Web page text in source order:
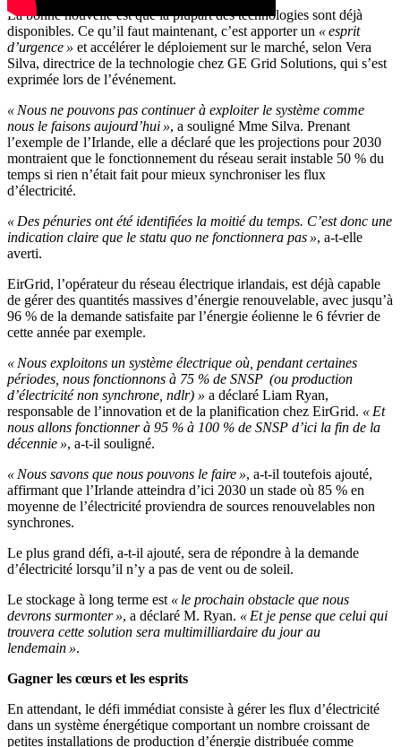
La bonne nouvelle est que la plupart des technologies sont déjà
disponibles. Ce qu’il faut maintenant, c’est apporter un « esprit
d’urgence » et accélérer le déploiement sur le marché, selon Vera
Silva, directrice de la technologie chez GE Grid Solutions, qui s’est
exprimée lors de l’événement.
« Nous ne pouvons pas continuer à exploiter le système comme
nous le faisons aujourd’hui », a souligné Mme Silva. Prenant
l’exemple de l’Irlande, elle a déclaré que les projections pour 2030
montraient que le fonctionnement du réseau serait instable 50 % du
temps si rien n’était fait pour mieux synchroniser les flux
d’électricité.
« Des pénuries ont été identifiées la moitié du temps. C’est donc une
indication claire que le statu quo ne fonctionnera pas », a-t-elle
averti.
EirGrid, l’opérateur du réseau électrique irlandais, est déjà capable
de gérer des quantités massives d’énergie renouvelable, avec jusqu’à
96 % de la demande satisfaite par l’énergie éolienne le 6 février de
cette année par exemple.
« Nous exploitons un système électrique où, pendant certaines
périodes, nous fonctionnons à 75 % de SNSP (ou production
d’électricité non synchrone, ndlr) » a déclaré Liam Ryan,
responsable de l’innovation et de la planification chez EirGrid. « Et
nous allons fonctionner à 95 % à 100 % de SNSP d’ici la fin de la
décennie », a-t-il souligné.
« Nous savons que nous pouvons le faire », a-t-il toutefois ajouté,
affirmant que l’Irlande atteindra d’ici 2030 un stade où 85 % en
moyenne de l’électricité proviendra de sources renouvelables non
synchrones.
Le plus grand défi, a-t-il ajouté, sera de répondre à la demande
d’électricité lorsqu’il n’y a pas de vent ou de soleil.
Le stockage à long terme est « le prochain obstacle que nous
devrons surmonter », a déclaré M. Ryan. « Et je pense que celui qui
trouvera cette solution sera multimilliardaire du jour au
lendemain ».
Gagner les cœurs et les esprits
En attendant, le défi immédiat consiste à gérer les flux d’électricité
dans un système énergétique comportant un nombre croissant de
petites installations de production d’énergie distribuée comme